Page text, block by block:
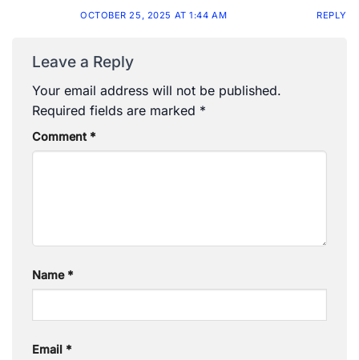
OCTOBER 25, 2025 AT 1:44 AM REPLY
Leave a Reply
Your email address will not be published.
Required fields are marked *
Comment *
Name *
Email *